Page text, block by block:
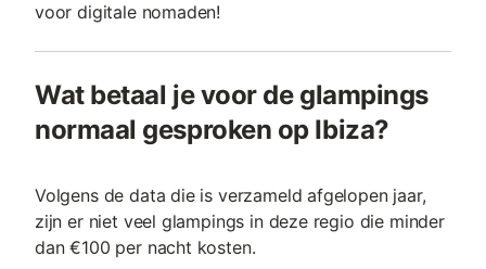
voor digitale nomaden!
Wat betaal je voor de glampings
normaal gesproken op Ibiza?
Volgens de data die is verzameld afgelopen jaar,
zijn er niet veel glampings in deze regio die minder
dan €100 per nacht kosten.